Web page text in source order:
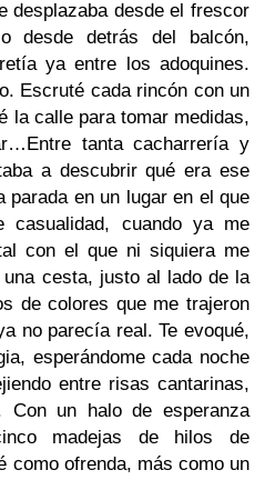
desplazaba desde el frescor
desde detrás del balcón,
ya entre los adoquines.
Escruté cada rincón con un
la calle para tomar medidas,
tanta cacharrería y
a descubrir qué era ese
parada en un lugar en el que
casualidad, cuando ya me
con el que ni siquiera me
cesta, justo al lado de la
de colores que me trajeron
no parecía real. Te evoqué,
esperándome cada noche
entre risas cantarinas,
un halo de esperanza
madejas de hilos de
como ofrenda, más como un